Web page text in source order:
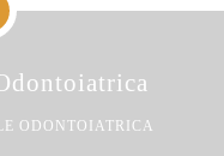
ODONTOIATRICA